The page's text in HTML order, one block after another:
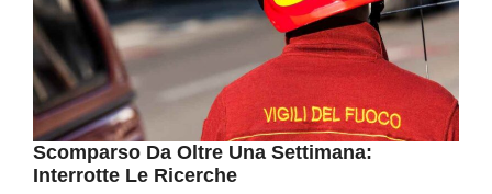
Scomparso Da Oltre Una Settimana:
Interrotte Le Ricerche